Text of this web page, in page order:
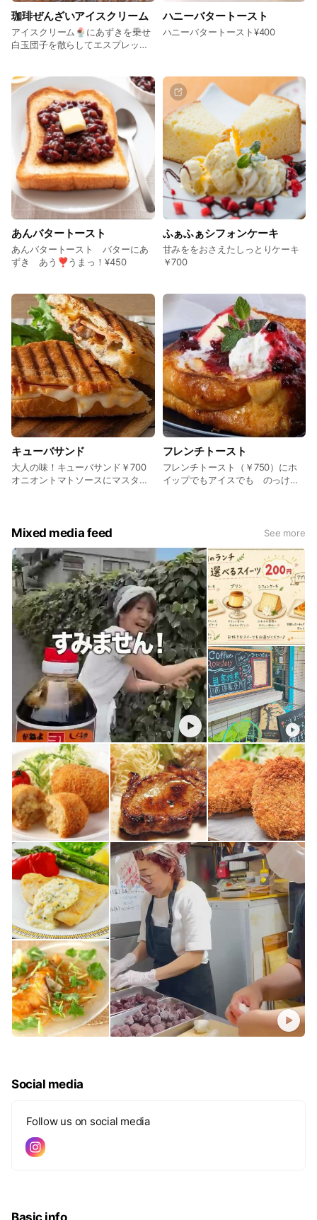
珈琲ぜんざいアイスクリーム
アイスクリーム🍨にあずきを乗せ
白玉団子を散らしてエスプレッソ
ハニーバタートースト
ハニーバタートースト¥400
あんバタートースト
あんバタートースト バターにあ
ずき あう❣️うまっ！¥450
ふぁふぁシフォンケーキ
甘みををおさえたしっとりケーキ
￥700
キューバサンド
大人の味！キューバサンド￥700
オニオントマトソースにマスター
した。ビールにも合う‼︎いかがでし
フレンチトースト
フレンチトースト（￥750）にホ
イップでもアイスでも のっけて
Mixed media feed See more
Social media
Follow us on social media